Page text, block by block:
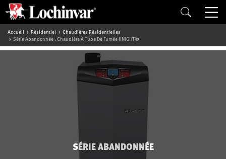
Accueil Résidentiel
Chaudières Résidentielles
Série Abandonnée : Chaudière À Tube De Fumée KNIGHT®
SÉRIE ABANDONNÉE